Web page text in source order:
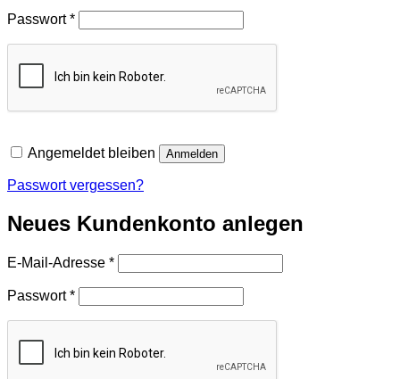
Passwort*Erforderlich
Angemeldet bleiben Anmelden
Passwort vergessen?
Neues Kundenkonto anlegen
E-Mail-Adresse *Erforderlich
Passwort*Erforderlich